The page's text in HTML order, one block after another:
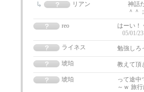
リアン
神話
＾＾
reo
はーい！
05/01/
ライネス
勉強しろ
琥珀 教えて頂
琥珀
って途
～ｗ 旅